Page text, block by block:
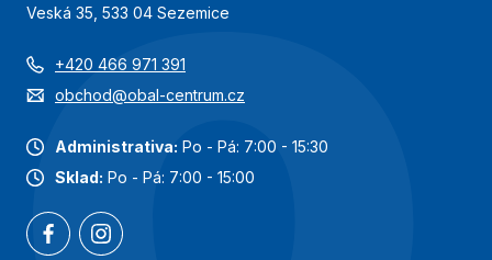
Veská 35, 533 04 Sezemice
+420 466 971 391
obchod@obal-centrum.cz
Administrativa: Po - Pá: 7:00 - 15:30
Sklad: Po - Pá: 7:00 - 15:00